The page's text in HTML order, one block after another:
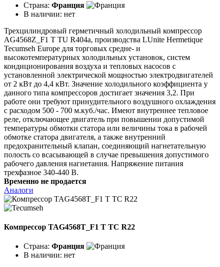
Страна: Франция
В наличии: нет
Трехцилиндровый герметичный холодильный компрессор
AG4568Z_F1 T TU R404a, производства LUnite Hermetique
Tecumseh Europe для торговых средне- и
высокотемпературных холодильных установок, систем
кондиционирования воздуха и тепловых насосов с
установленной электрической мощностью электродвигателей
от 2 кВт до 4,4 кВт. Значение холодильного коэффициента у
данного типа компрессоров достигает значения 3,2. При
работе они требуют принудительного воздушного охлаждения
с расходом 500 - 700 м.куб./час. Имеют внутреннее тепловое
реле, отключающее двигатель при повышении допустимой
температуры обмотки статора или величины тока в рабочей
обмотке статора двигателя, а также внутренний
предохранительный клапан, соединяющий нагнетательную
полость со всасывающей в случае превышения допустимого
рабочего давления нагнетания. Напряжение питания
трехфазное 340-440 В.
Временно не продается
Аналоги
Компрессор TAG4568T_F1 T TC R22
Страна: Франция
В наличии: нет